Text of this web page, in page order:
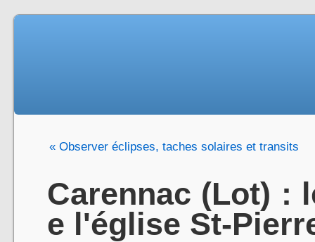
« Observer éclipses, taches solaires et transits
Carennac (Lot) :
e l'église St-